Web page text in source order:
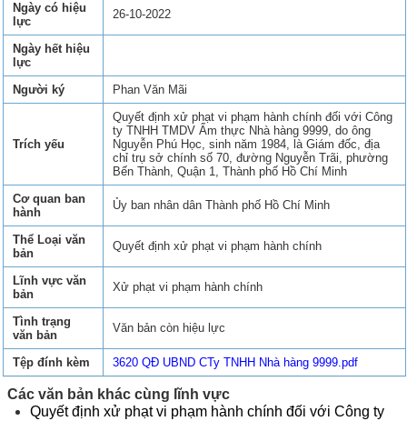
Ngày có hiệu
lực
26-10-2022
Ngày hết hiệu
lực
Người ký
Phan Văn Mãi
Trích yếu
Quyết định xử phạt vi phạm hành chính đối với Công
ty TNHH TMDV Ẩm thực Nhà hàng 9999, do ông
Nguyễn Phú Học, sinh năm 1984, là Giám đốc, địa
chỉ trụ sở chính số 70, đường Nguyễn Trãi, phường
Bến Thành, Quận 1, Thành phố Hồ Chí Minh
Cơ quan ban
hành
Ủy ban nhân dân Thành phố Hồ Chí Minh
Thể Loại văn
bản
Quyết định xử phạt vi phạm hành chính
Lĩnh vực văn
bản
Xử phạt vi phạm hành chính
Tình trạng
văn bản
Văn bản còn hiệu lực
Tệp đính kèm 3620 QĐ UBND CTy TNHH Nhà hàng 9999.pdf
Các văn bản khác cùng lĩnh vực
Quyết định xử phạt vi phạm hành chính đối với Công ty